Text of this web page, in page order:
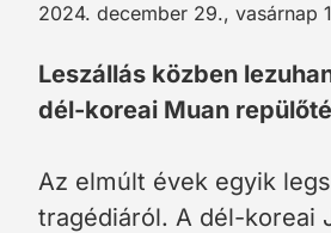
2024. december 29., vasárnap
Leszállás közben
dél-koreai Muan
Az elmúlt évek egyik
tragédiáról. A dél-koreai